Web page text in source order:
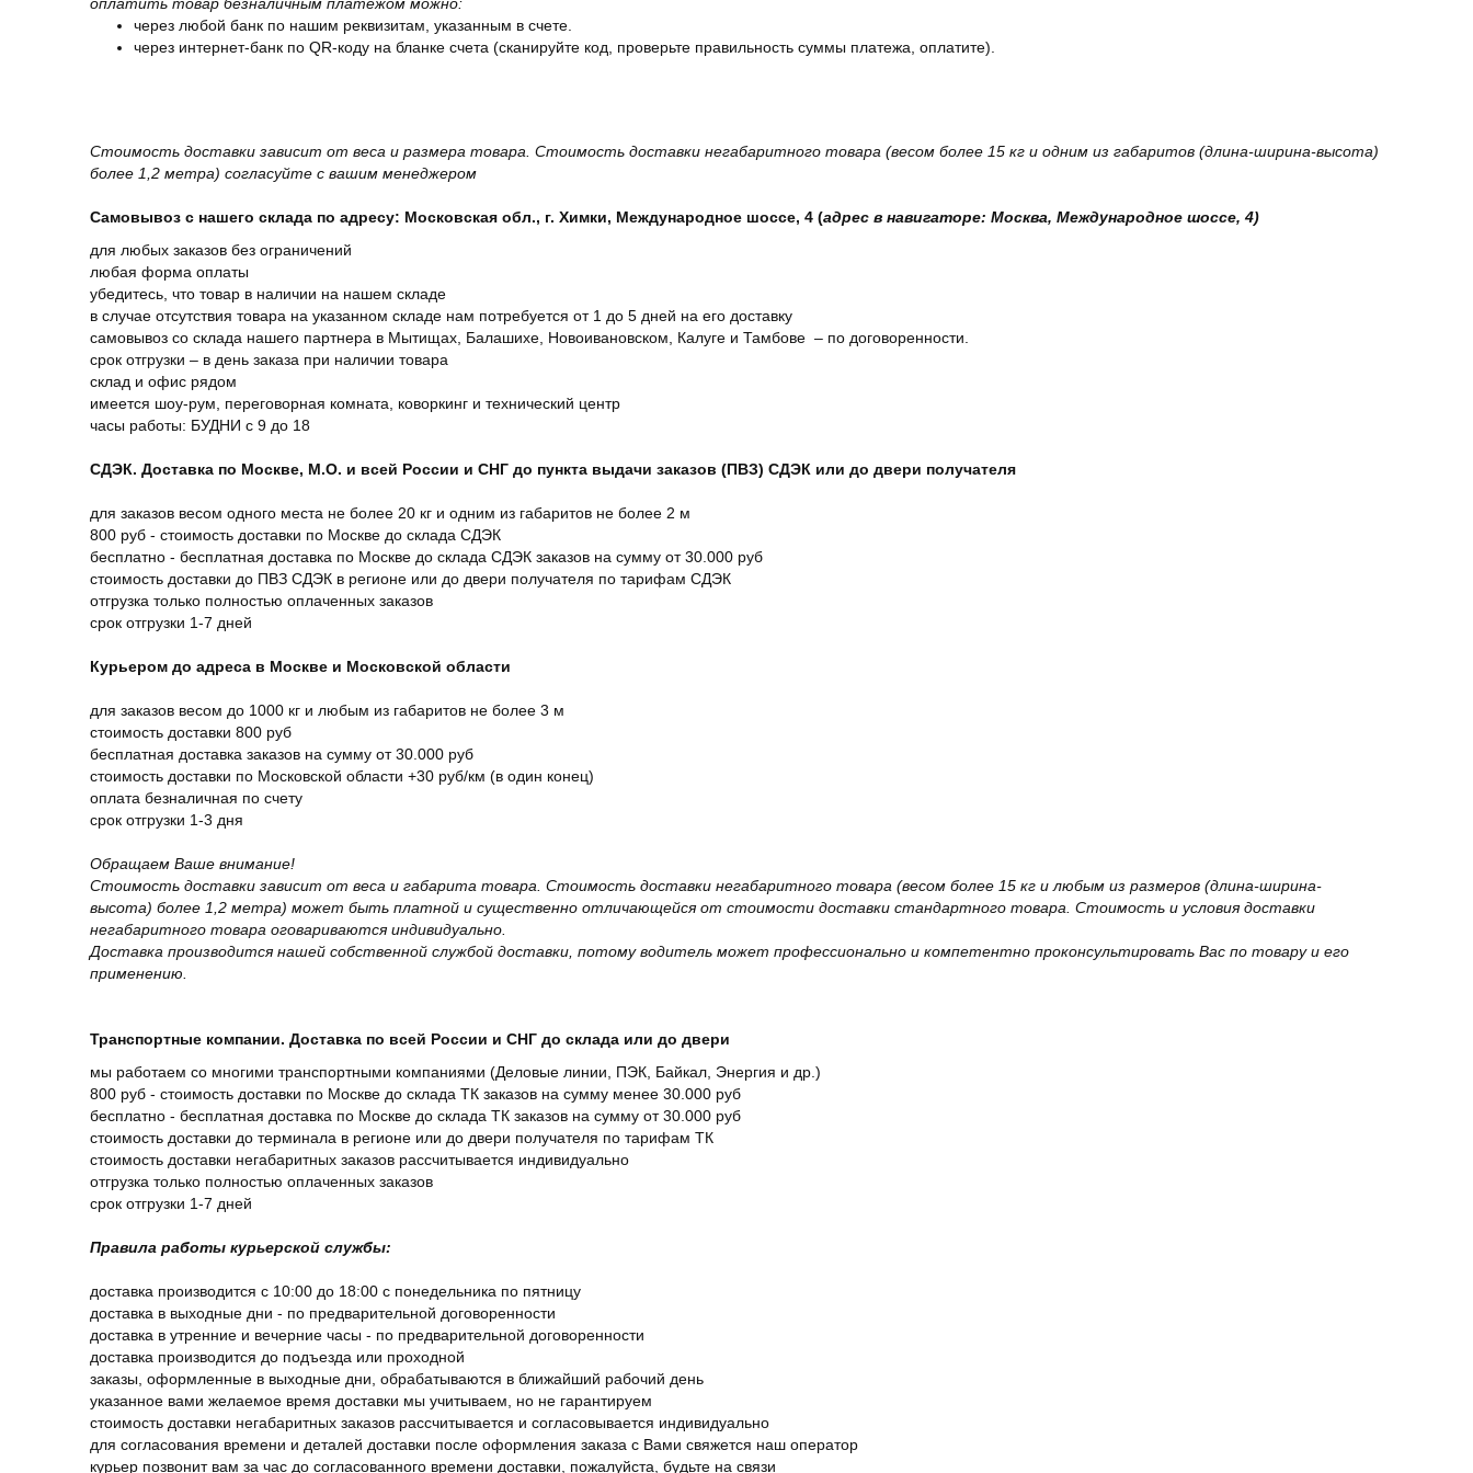
через любой банк по нашим реквизитам, указанным в счете.
через интернет-банк по QR-коду на бланке счета (сканируйте код, проверьте правильность суммы платежа, оплатите).
Стоимость доставки зависит от веса и размера товара. Стоимость доставки негабаритного товара (весом более 15 кг и одним из габаритов (длина-ширина-высота)
более 1,2 метра) согласуйте с вашим менеджером
Самовывоз с нашего склада по адресу: Московская обл., г. Химки, Международное шоссе, 4 (адрес в навигаторе: Москва, Международное шоссе, 4)
для любых заказов без ограничений
любая форма оплаты
убедитесь, что товар в наличии на нашем складе
в случае отсутствия товара на указанном складе нам потребуется от 1 до 5 дней на его доставку
самовывоз со склада нашего партнера в Мытищах, Балашихе, Новоивановском, Калуге и Тамбове – по договоренности.
срок отгрузки – в день заказа при наличии товара
склад и офис рядом
имеется шоу-рум, переговорная комната, коворкинг и технический центр
часы работы: БУДНИ с 9 до 18
СДЭК. Доставка по Москве, М.О. и всей России и СНГ до пункта выдачи заказов (ПВЗ) СДЭК или до двери получателя
для заказов весом одного места не более 20 кг и одним из габаритов не более 2 м
800 руб - стоимость доставки по Москве до склада СДЭК
бесплатно - бесплатная доставка по Москве до склада СДЭК заказов на сумму от 30.000 руб
стоимость доставки до ПВЗ СДЭК в регионе или до двери получателя по тарифам СДЭК
отгрузка только полностью оплаченных заказов
срок отгрузки 1-7 дней
Курьером до адреса в Москве и Московской области
для заказов весом до 1000 кг и любым из габаритов не более 3 м
стоимость доставки 800 руб
бесплатная доставка заказов на сумму от 30.000 руб
стоимость доставки по Московской области +30 руб/км (в один конец)
оплата безналичная по счету
срок отгрузки 1-3 дня
Обращаем Ваше внимание!
Стоимость доставки зависит от веса и габарита товара. Стоимость доставки негабаритного товара (весом более 15 кг и любым из размеров (длина-ширина-
высота) более 1,2 метра) может быть платной и существенно отличающейся от стоимости доставки стандартного товара. Стоимость и условия доставки
негабаритного товара оговариваются индивидуально.
Доставка производится нашей собственной службой доставки, потому водитель может профессионально и компетентно проконсультировать Вас по товару и его
применению.
Транспортные компании. Доставка по всей России и СНГ до склада или до двери
мы работаем со многими транспортными компаниями (Деловые линии, ПЭК, Байкал, Энергия и др.)
800 руб - стоимость доставки по Москве до склада ТК заказов на сумму менее 30.000 руб
бесплатно - бесплатная доставка по Москве до склада ТК заказов на сумму от 30.000 руб
стоимость доставки до терминала в регионе или до двери получателя по тарифам ТК
стоимость доставки негабаритных заказов рассчитывается индивидуально
отгрузка только полностью оплаченных заказов
срок отгрузки 1-7 дней
Правила работы курьерской службы:
доставка производится с 10:00 до 18:00 с понедельника по пятницу
доставка в выходные дни - по предварительной договоренности
доставка в утренние и вечерние часы - по предварительной договоренности
доставка производится до подъезда или проходной
заказы, оформленные в выходные дни, обрабатываются в ближайший рабочий день
указанное вами желаемое время доставки мы учитываем, но не гарантируем
стоимость доставки негабаритных заказов рассчитывается и согласовывается индивидуально
для согласования времени и деталей доставки после оформления заказа с Вами свяжется наш оператор
курьер позвонит вам за час до согласованного времени доставки, пожалуйста, будьте на связи